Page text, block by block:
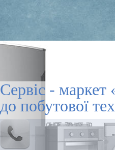
Сервіс -
до побутової